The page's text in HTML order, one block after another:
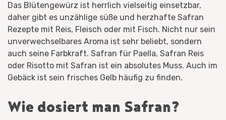
Das Blütengewürz ist herrlich vielseitig einsetzbar,
daher gibt es unzählige süße und herzhafte Safran
Rezepte mit Reis, Fleisch oder mit Fisch. Nicht nur sein
unverwechselbares Aroma ist sehr beliebt, sondern
auch seine Farbkraft. Safran für Paella, Safran Reis
oder Risotto mit Safran ist ein absolutes Muss. Auch im
Gebäck ist sein frisches Gelb häufig zu finden.
Wie dosiert man Safran?